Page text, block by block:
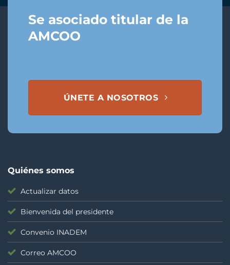
Se asociado titular de la
AMCOO
ÚNETE A NOSOTROS
Quiénes somos
Actualizar datos
Bienvenida del presidente
Convenio INADEM
Correo AMCOO